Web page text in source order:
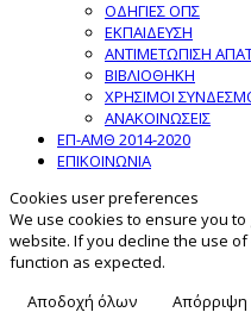
ΟΔΗΓΙΕΣ ΟΠΣ
ΕΚΠΑΙΔΕΥΣΗ
ΑΝΤΙΜΕΤΩΠΙΣΗ
ΒΙΒΛΙΟΘΗΚΗ
ΧΡΗΣΙΜΟΙ
ΑΝΑΚΟΙΝΩΣΕΙΣ
ΕΠ-ΑΜΘ 2014-2020
ΕΠΙΚΟΙΝΩΝΙΑ
Cookies user preferences
We use cookies to ensure you
website. If you decline the use
function as expected.
Αποδοχή όλων